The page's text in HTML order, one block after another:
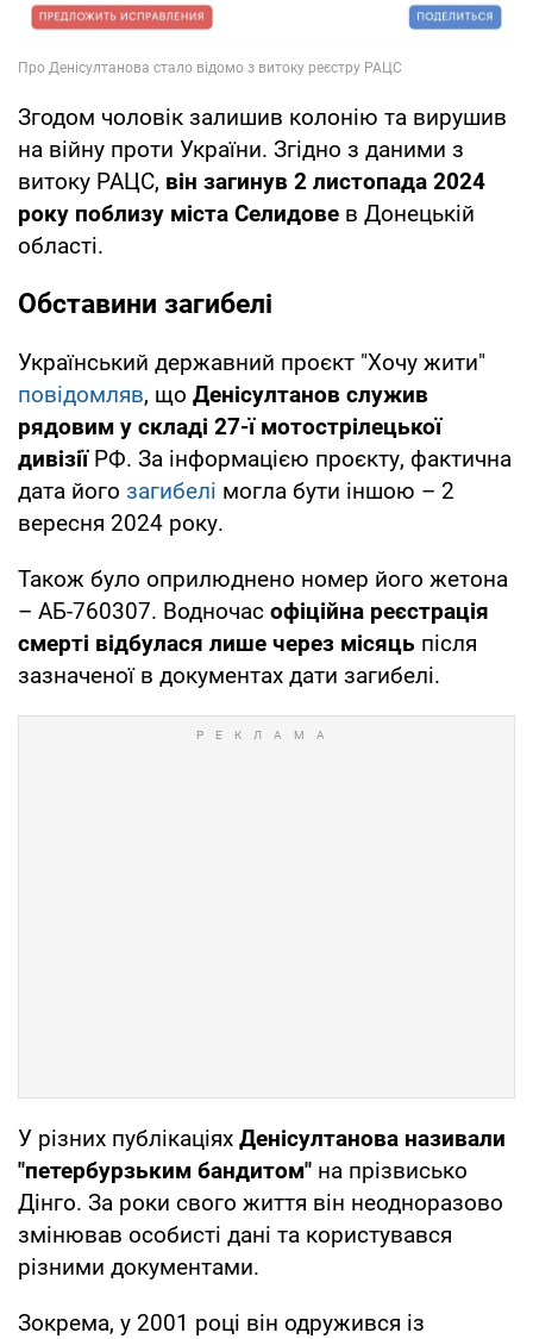
Згодом чоловік залишив колонію та вирушив
на війну проти України. Згідно з даними з
витоку РАЦС, він загинув 2 листопада 2024
року поблизу міста Селидове в Донецькій
області.
Обставини загибелі
Український державний проєкт "Хочу жити"
повідомляв, що Денісултанов служив
рядовим у складі 27-ї мотострілецької
дивізіїРФ. За інформацією проєкту, фактична
дата його загибелі могла бути іншою – 2
вересня 2024 року.
Також було оприлюднено номер його жетона
– АБ-760307. Водночас офіційна реєстрація
смерті відбулася лише через місяць після
зазначеної в документах дати загибелі.
У різних публікаціях Денісултанова називали
"петербурзьким бандитом" на прізвисько
Дінго. За роки свого життя він неодноразово
змінював особисті дані та користувався
різними документами.
Зокрема, у 2001 році він одружився із